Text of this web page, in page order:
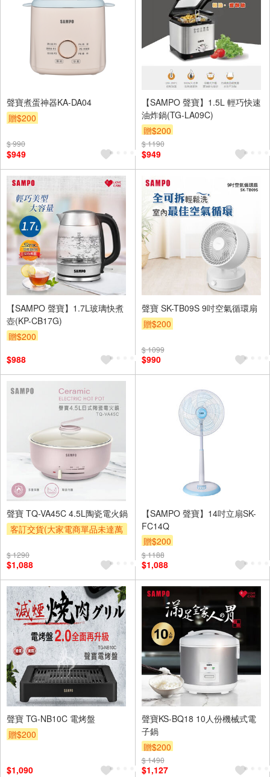
聲寶煮蛋神器KA-DA04
贈$200
$ 990
$949
【SAMPO 聲寶】1.5L 輕巧快速
油炸鍋(TG-LA09C)
贈$200
$ 1190
$949
【SAMPO 聲寶】1.7L玻璃快煮
壺(KP-CB17G)
贈$200
$988
聲寶 SK-TB09S 9吋空氣循環扇
贈$200
$ 1099
$990
聲寶 TQ-VA45C 4.5L陶瓷電火鍋
客訂交貨(大家電商單品未達萬
區費另計,實際收費以專人聯絡
$ 1290
$1,088
【SAMPO 聲寶】14吋立扇SK-
FC14Q
贈$200
$ 1188
$1,088
聲寶 TG-NB10C 電烤盤
贈$200
$1,090
聲寶KS-BQ18 10人份機械式電
子鍋
贈$200
$ 1490
$1,127